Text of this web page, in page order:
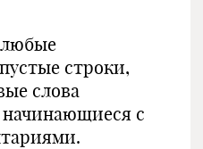
строки,
слова
начинающиеся с